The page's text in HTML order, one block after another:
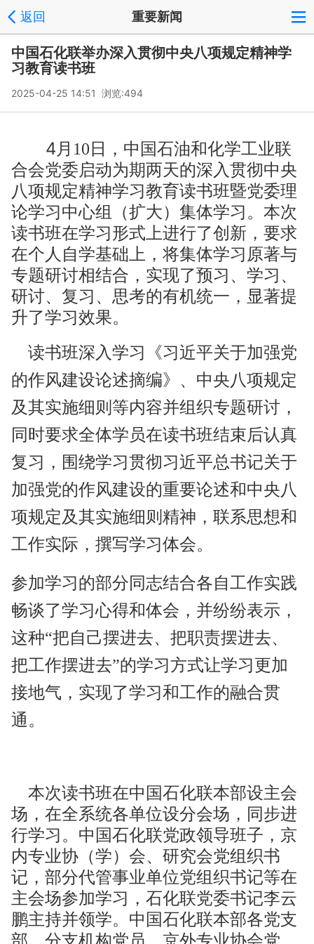
返回 重要新闻
中国石化联举办深入贯彻中央八项规定精神学
习教育读书班
2025-04-25 14:51 浏览:494
4 月 10 日， 中国石油和化学工业联
合会党委启动为期两天的深入贯彻中央
八项规定精神学习教育读书班暨党委理
论学习中心组（扩大）集体学习。本次
读书班在学习形式上进行了创新，要求
在个人自学基础上， 将集体学习原著与
专题研讨相结合，实现了预习、学习、
研讨、复习、思考的有机统一，显著提
升了学习效果。
读书班深入学习《习近平关于加强党
的作风建设论述摘编》、中央八项规定
及其实施细则等内容并组织专题研讨，
同时要求全体学员在读书班结束后认真
复习，围绕学习贯彻习近平总书记关于
加强党的作风建设的重要论述和中央八
项规定及其实施细则精神，联系思想和
工作实际，撰写学习体会。
参加学习的部分同志结合各自工作实践
畅谈了学习心得和体会，并纷纷表示，
这种“把自己摆进去、把职责摆进去、
把工作摆进去”的学习方式让学习更加
接地气，实现了学习和工作的融合贯
通。
本次读书班在中国石化联本部设主会
场，在全系统各单位设分会场，同步进
行学习。中国石化联党政领导班子，京
内专业协（学）会、研究会党组织书
记，部分代管事业单位党组织书记等在
主会场参加学习，石化联党委书记李云
鹏主持并领学。中国石化联本部各党支